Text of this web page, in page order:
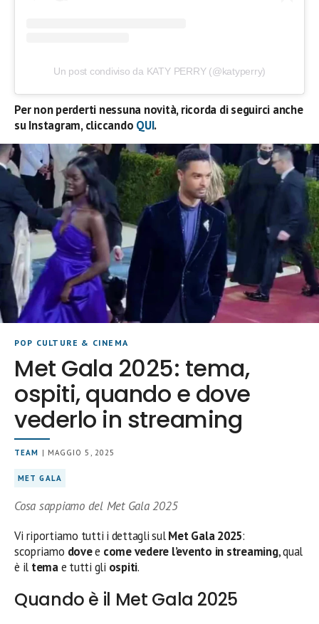
Un post condiviso da KATY PERRY (@katyperry)
Per non perderti nessuna novità, ricorda di seguirci anche
su Instagram, cliccando QUI.
POP CULTURE & CINEMA
Met Gala 2025: tema,
ospiti, quando e dove
vederlo in streaming
TEAM | MAGGIO 5, 2025
MET GALA
Cosa sappiamo del Met Gala 2025
Vi riportiamo tutti i dettagli sulMet Gala 2025:
scopriamo dovee come vedere l’evento in streaming, qual
è il temae tutti gli ospiti.
Quando è il Met Gala 2025